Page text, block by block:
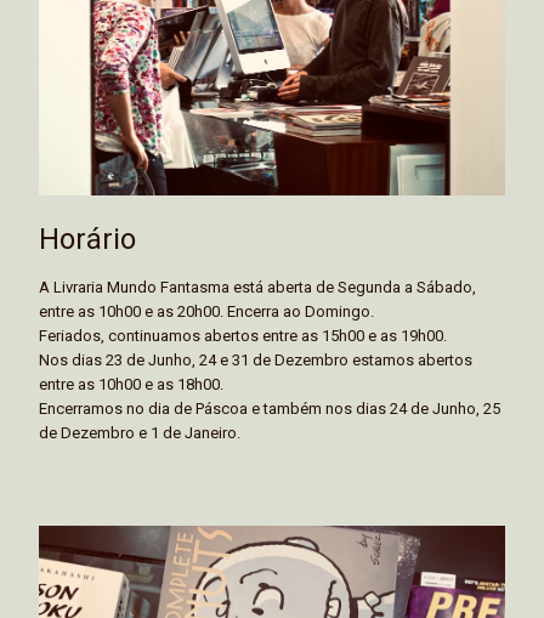
Horário
A Livraria Mundo Fantasma está aberta de Segunda a Sábado,
entre as 10h00 e as 20h00. Encerra ao Domingo.
Feriados, continuamos abertos entre as 15h00 e as 19h00.
Nos dias 23 de Junho, 24 e 31 de Dezembro estamos abertos
entre as 10h00 e as 18h00.
Encerramos no dia de Páscoa e também nos dias 24 de Junho, 25
de Dezembro e 1 de Janeiro.